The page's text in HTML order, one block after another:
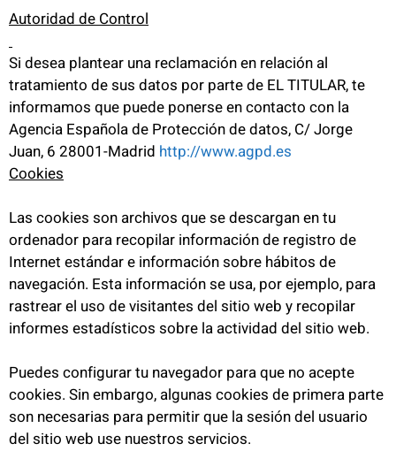
Autoridad de Control
Si desea plantear una reclamación en relación al
tratamiento de sus datos por parte de EL TITULAR, te
informamos que puede ponerse en contacto con la
Agencia Española de Protección de datos, C/ Jorge
Juan, 6 28001-Madrid http://www.agpd.es
Cookies
Las cookies son archivos que se descargan en tu
ordenador para recopilar información de registro de
Internet estándar e información sobre hábitos de
navegación. Esta información se usa, por ejemplo, para
rastrear el uso de visitantes del sitio web y recopilar
informes estadísticos sobre la actividad del sitio web.
Puedes configurar tu navegador para que no acepte
cookies. Sin embargo, algunas cookies de primera parte
son necesarias para permitir que la sesión del usuario
del sitio web use nuestros servicios.